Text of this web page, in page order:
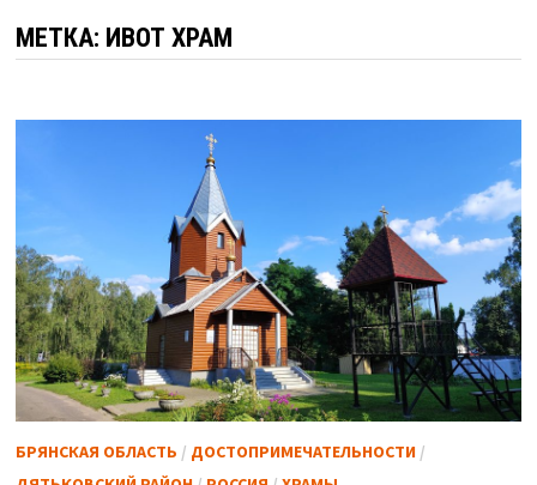
МЕТКА: ИВОТ ХРАМ
БРЯНСКАЯ ОБЛАСТЬ / ДОСТОПРИМЕЧАТЕЛЬНОСТИ/